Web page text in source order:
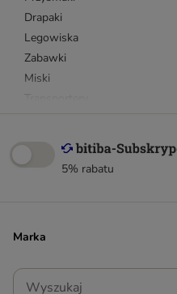
Drapaki
Legowiska
Zabawki
Miski
5% rabatu
Marka
Wyszukaj